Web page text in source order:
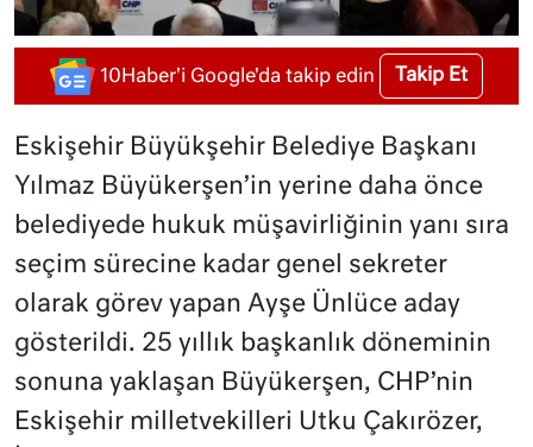
10Haber'i Google'da takip edin Takip Et
Eskişehir Büyükşehir Belediye Başkanı
Yılmaz Büyükerşen’in yerine daha önce
belediyede hukuk müşavirliğinin yanı sıra
seçim sürecine kadar genel sekreter
olarak görev yapan Ayşe Ünlüce aday
gösterildi. 25 yıllık başkanlık döneminin
sonuna yaklaşan Büyükerşen, CHP’nin
Eskişehir milletvekilleri Utku Çakırözer,